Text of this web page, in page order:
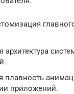
архитектура
плавность
приложений.